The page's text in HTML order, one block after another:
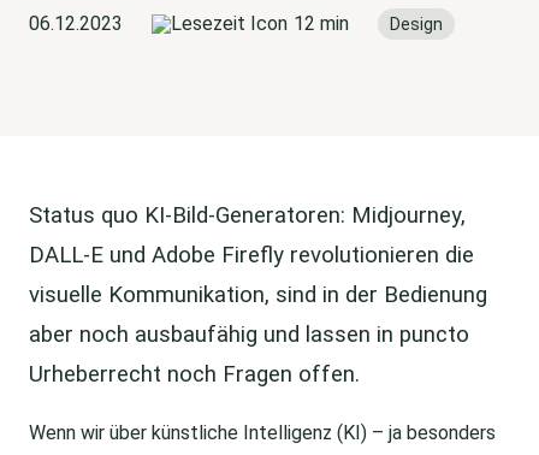
06.12.2023 12 min Design
Status quo KI-Bild-Generatoren: Midjourney,
DALL-E und Adobe Firefly revolutionieren die
visuelle Kommunikation, sind in der Bedienung
aber noch ausbaufähig und lassen in puncto
Urheberrecht noch Fragen offen.
Wenn wir über künstliche Intelligenz (KI) – ja besonders